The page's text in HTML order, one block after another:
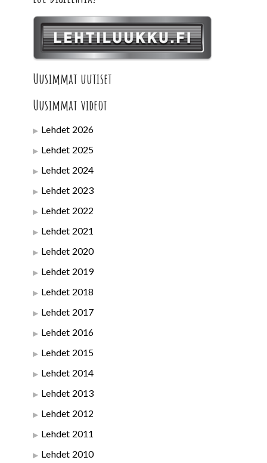
Uusimmat uutiset
Uusimmat videot
Lehdet 2026
Lehdet 2025
Lehdet 2024
Lehdet 2023
Lehdet 2022
Lehdet 2021
Lehdet 2020
Lehdet 2019
Lehdet 2018
Lehdet 2017
Lehdet 2016
Lehdet 2015
Lehdet 2014
Lehdet 2013
Lehdet 2012
Lehdet 2011
Lehdet 2010